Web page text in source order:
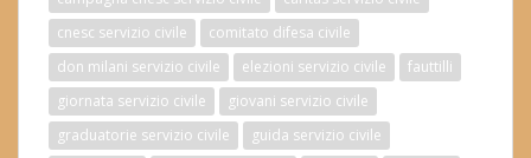
cnesc servizio civile
comitato difesa civile
don milani servizio civile
elezioni servizio civile
fauttilli
giornata servizio civile
giovani servizio civile
graduatorie servizio civile
guida servizio civile